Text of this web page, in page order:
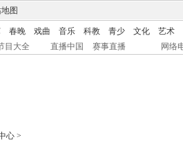
图
春晚 戏曲 音乐 科教 青少 文化
艺术
目大全 直播中国 赛事直播 网络
心 >